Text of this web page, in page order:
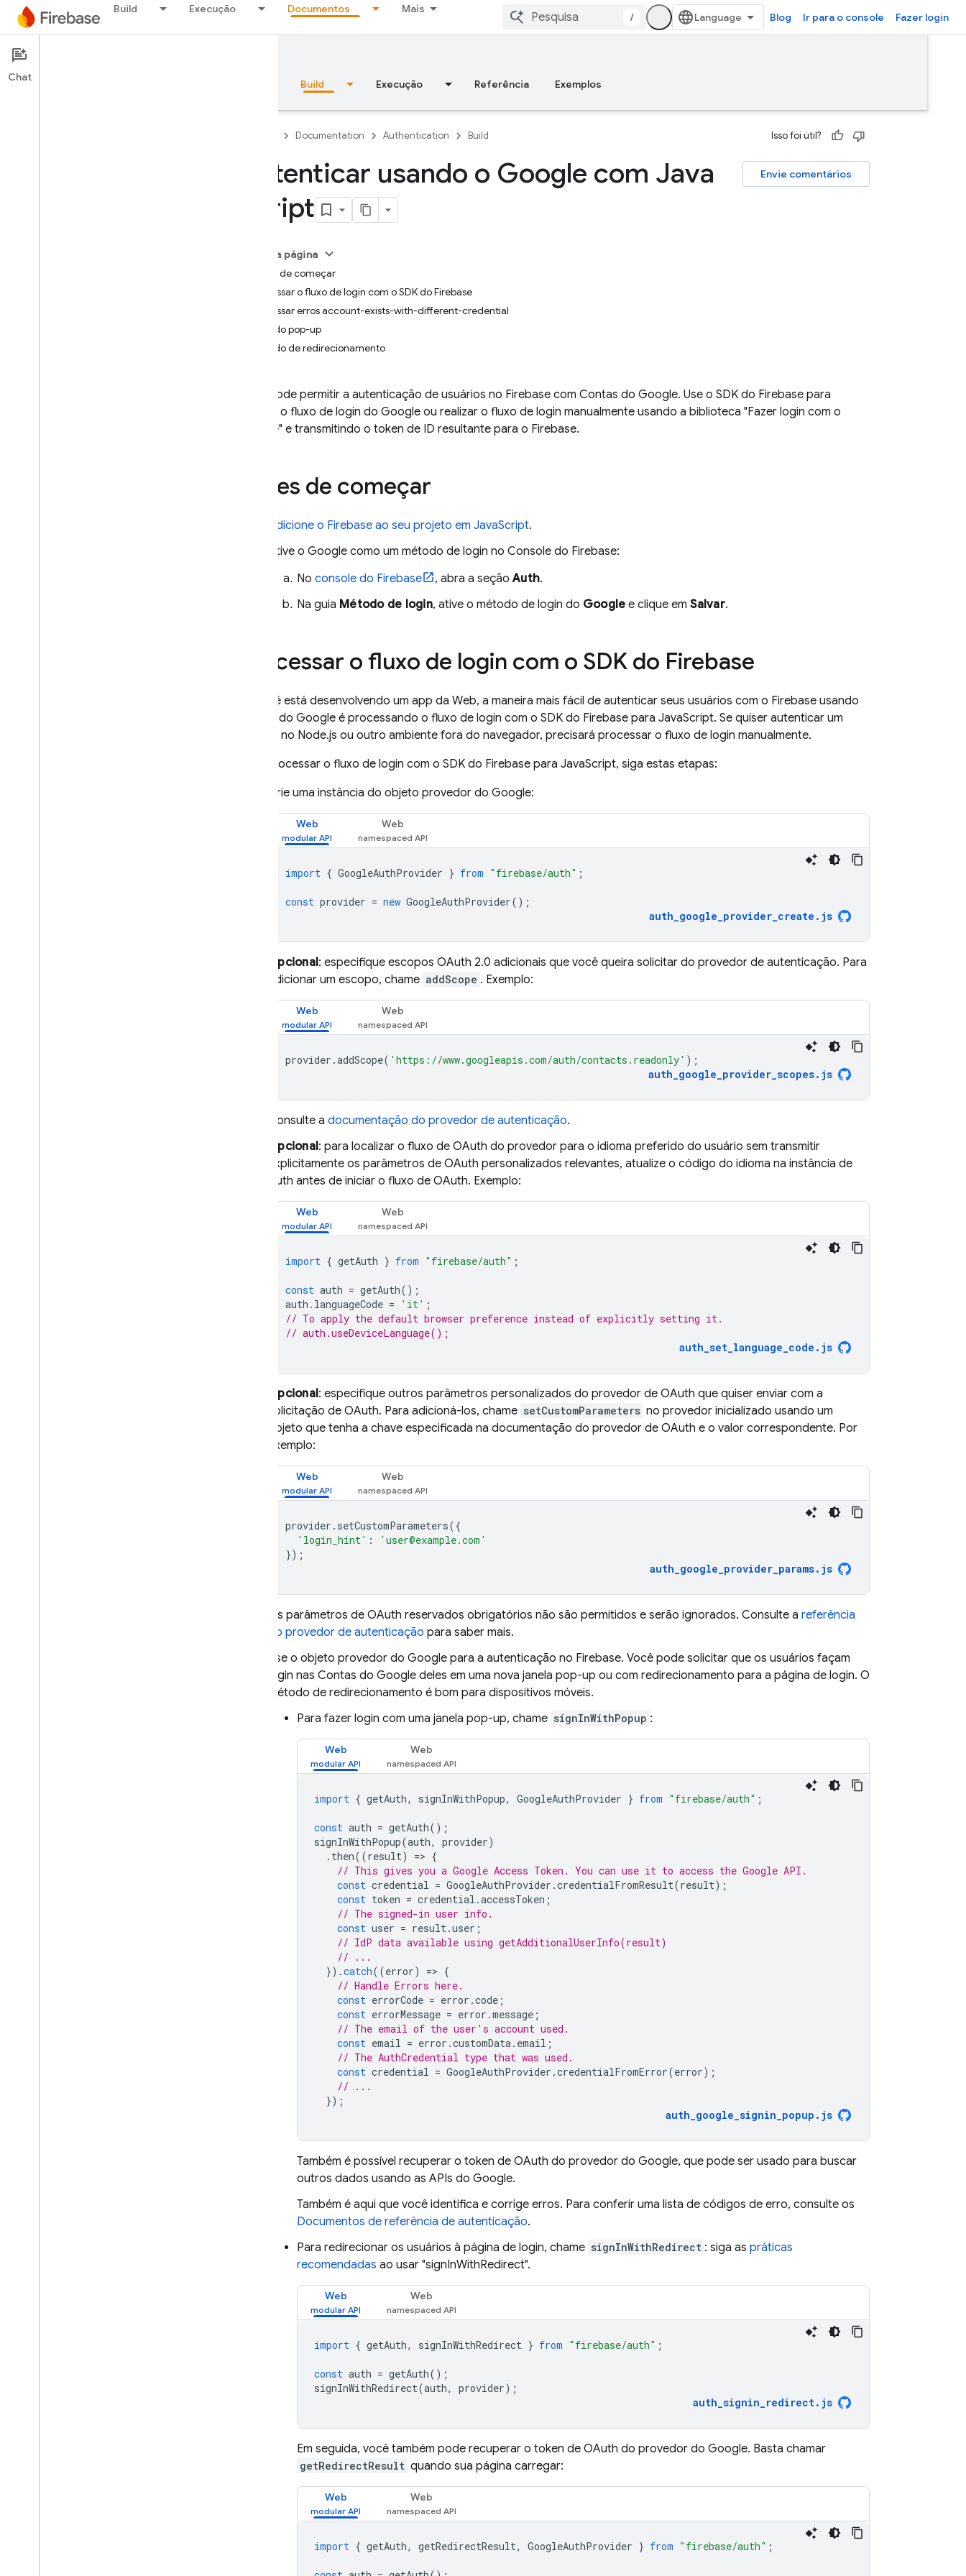
Build Execução Documentos Mais
/ Blog Ir para o console Fazer login
Documentation
Visão geral Build Execução Referência Exemplos
Documentation Authentication Build Isso foi útil?
Envie comentários
Autenticar usando o Google com Java
Script
Nesta página
Antes de começar
Processar o fluxo de login com o SDK do Firebase
Processar erros account-exists-with-different-credential
Modo pop-up
Modo de redirecionamento
Você pode permitir a autenticação de usuários no Firebase com Contas do Google. Use o SDK do Firebase para
realizar o fluxo de login do Google ou realizar o fluxo de login manualmente usando a biblioteca "Fazer login com o
Google" e transmitindo o token de ID resultante para o Firebase.
Antes de começar
Adicione o Firebase ao seu projeto em JavaScript.
Ative o Google como um método de login no Console do Firebase:
No console do Firebase , abra a seçãoAuth.
Na guia Método de login, ative o método de login do Google e clique emSalvar.
Processar o fluxo de login com o SDK do Firebase
Se você está desenvolvendo um app da Web, a maneira mais fácil de autenticar seus usuários com o Firebase usando
contas do Google é processando o fluxo de login com o SDK do Firebase para JavaScript. Se quiser autenticar um
usuário no Node.js ou outro ambiente fora do navegador, precisará processar o fluxo de login manualmente.
Para processar o fluxo de login com o SDK do Firebase para JavaScript, siga estas etapas:
Crie uma instância do objeto provedor do Google:
Web Web
import { GoogleAuthProvider } from "firebase/auth" ;
const provider = new GoogleAuthProvider();
auth_google_provider_create . js
Opcional: especifique escopos OAuth 2.0 adicionais que você queira solicitar do provedor de autenticação. Para
adicionar um escopo, chame addScope . Exemplo:
Web Web
provider .addScope( 'https://www.googleapis.com/auth/contacts.readonly' );
auth_google_provider_scopes. js
Consulte a documentação do provedor de autenticação.
Opcional: para localizar o fluxo de OAuth do provedor para o idioma preferido do usuário sem transmitir
explicitamente os parâmetros de OAuth personalizados relevantes, atualize o código do idioma na instância de
Auth antes de iniciar o fluxo de OAuth. Exemplo:
Web Web
import { getAuth } from "firebase/auth" ;
const auth = getAuth();
auth . languageCode = 'it' ;
// To apply the default browser preference instead of explicitly setting it.
// auth.useDeviceLanguage();
auth_set_language_code.js
Opcional: especifique outros parâmetros personalizados do provedor de OAuth que quiser enviar com a
solicitação de OAuth. Para adicioná-los, chame setCustomParameters no provedor inicializado usando um
objeto que tenha a chave especificada na documentação do provedor de OAuth e o valor correspondente. Por
exemplo:
Web Web
provider . setCustomParameters({
'login_hint' :
'user@example.com'
});
auth_google_provider_params. js
Os parâmetros de OAuth reservados obrigatórios não são permitidos e serão ignorados. Consulte a referência
do provedor de autenticação para saber mais.
Use o objeto provedor do Google para a autenticação no Firebase. Você pode solicitar que os usuários façam
login nas Contas do Google deles em uma nova janela pop-up ou com redirecionamento para a página de login. O
método de redirecionamento é bom para dispositivos móveis.
Para fazer login com uma janela pop-up, chame signInWithPopup :
Web Web
import { getAuth, signInWithPopup, GoogleAuthProvider } from "firebase/auth" ;
const auth = getAuth();
signInWithPopup(auth, provider)
. then((result) => {
// This gives you a Google Access Token. You can use it to access the Google API.
const credential = GoogleAuthProvider .credentialFromResult(result);
const token = credential .accessToken ;
// The signed-in user info.
const user = result.user ;
// IdP data available using getAdditionalUserInfo(result)
// ...
}).catch((error) => {
// Handle Errors here.
const errorCode = error .code ;
const errorMessage = error .message ;
// The email of the user's account used.
const email = error .customData. email ;
// The AuthCredential type that was used.
const credential = GoogleAuthProvider .credentialFromError(error);
// ...
});
auth_google_signin_popup . js
Também é possível recuperar o token de OAuth do provedor do Google, que pode ser usado para buscar
outros dados usando as APIs do Google.
Também é aqui que você identifica e corrige erros. Para conferir uma lista de códigos de erro, consulte os
Documentos de referência de autenticação.
Para redirecionar os usuários à página de login, chame signInWithRedirect : siga as práticas
recomendadas ao usar "signInWithRedirect".
Web Web
import { getAuth, signInWithRedirect } from "firebase/auth" ;
const auth = getAuth();
signInWithRedirect(auth, provider);
auth_signin_redirect. js
Em seguida, você também pode recuperar o token de OAuth do provedor do Google. Basta chamar
getRedirectResult quando sua página carregar:
Web Web
import { getAuth, getRedirectResult, GoogleAuthProvider } from "firebase/auth" ;
Chat